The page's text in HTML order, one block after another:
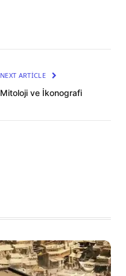
NEXT ARTICLE
Mitoloji ve İkonografi